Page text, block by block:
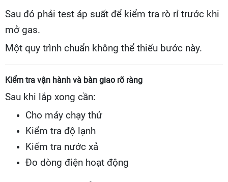
Sau đó phải test áp suất để kiểm tra rò rỉ trước khi
mở gas.
Một quy trình chuẩn không thể thiếu bước này.
Kiểm tra vận hành và bàn giao rõ ràng
Sau khi lắp xong cần:
Cho máy chạy thử
Kiểm tra độ lạnh
Kiểm tra nước xả
Đo dòng điện hoạt động